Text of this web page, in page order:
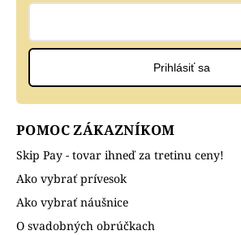
POMOC ZÁKAZNÍKOM
Skip Pay - tovar ihneď za tretinu ceny!
Ako vybrať prívesok
Ako vybrať náušnice
O svadobných obrúčkach
Prihlásiť sa